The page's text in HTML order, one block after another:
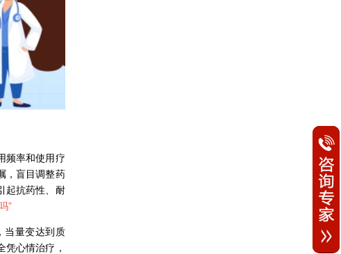
率和使用疗
，盲目调整药
起抗药性、耐
”
量变达到质
凭心情治疗，